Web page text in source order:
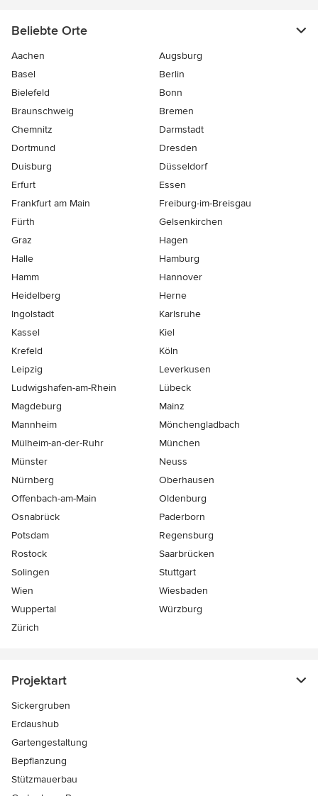
Beliebte Orte
Aachen
Augsburg
Basel
Berlin
Bielefeld
Bonn
Braunschweig
Bremen
Chemnitz
Darmstadt
Dortmund
Dresden
Duisburg
Düsseldorf
Erfurt
Essen
Frankfurt am Main
Freiburg-im-Breisgau
Fürth
Gelsenkirchen
Graz
Hagen
Halle
Hamburg
Hamm
Hannover
Heidelberg
Herne
Ingolstadt
Karlsruhe
Kassel
Kiel
Krefeld
Köln
Leipzig
Leverkusen
Ludwigshafen-am-Rhein
Lübeck
Magdeburg
Mainz
Mannheim
Mönchen­gladbach
Mülheim-an-der-Ruhr
München
Münster
Neuss
Nürnberg
Oberhausen
Offenbach-am-Main
Oldenburg
Osnabrück
Paderborn
Potsdam
Regensburg
Rostock
Saarbrücken
Solingen
Stuttgart
Wien
Wiesbaden
Wuppertal
Würzburg
Zürich
Projektart
Sickergruben
Erdaushub
Gartengestaltung
Bepflanzung
Stützmauerbau